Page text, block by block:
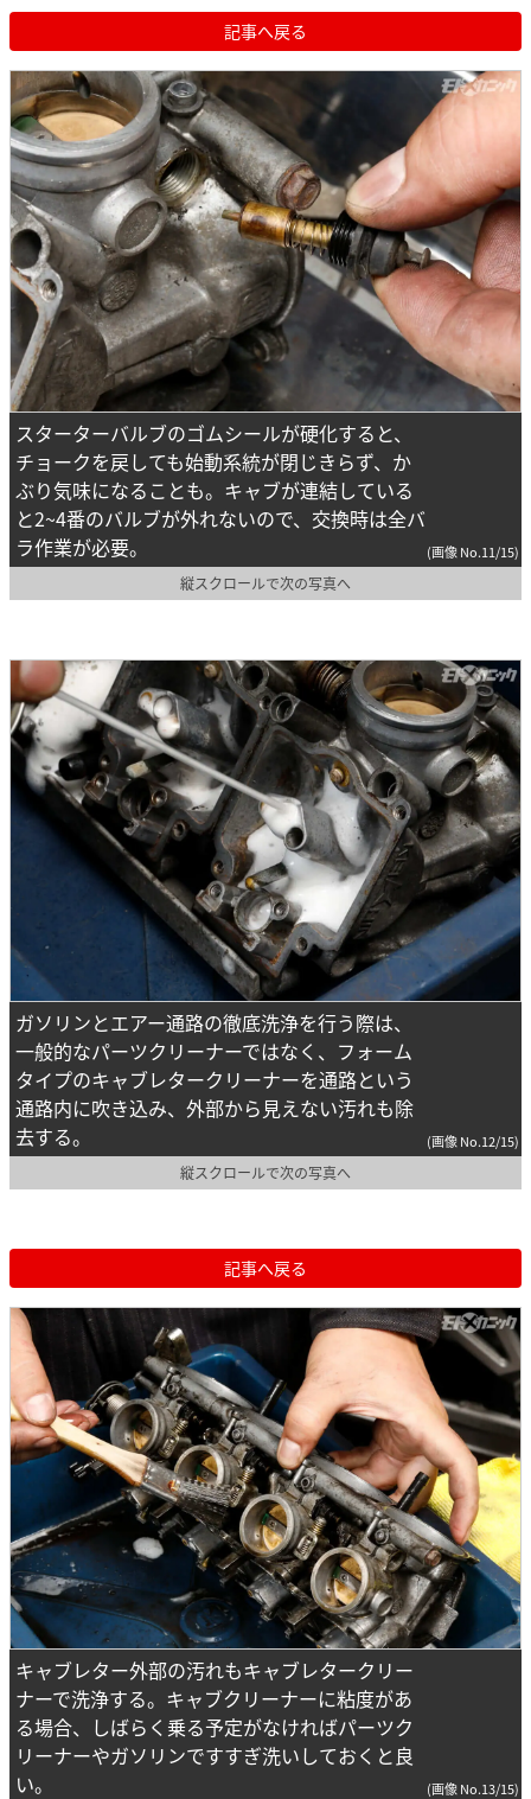
記事へ戻る
スターターバルブのゴムシールが硬化すると、
チョークを戻しても始動系統が閉じきらず、か
ぶり気味になることも。キャブが連結している
と2~4番のバルブが外れないので、交換時は全バ
ラ作業が必要。
(画像 No.11/15)
縦スクロールで次の写真へ
ガソリンとエアー通路の徹底洗浄を行う際は、
一般的なパーツクリーナーではなく、フォーム
タイプのキャブレタークリーナーを通路という
通路内に吹き込み、外部から見えない汚れも除
去する。
(画像 No.12/15)
縦スクロールで次の写真へ
記事へ戻る
キャブレター外部の汚れもキャブレタークリー
ナーで洗浄する。キャブクリーナーに粘度があ
る場合、しばらく乗る予定がなければパーツク
リーナーやガソリンですすぎ洗いしておくと良
い。
(画像 No.13/15)